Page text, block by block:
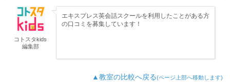
コトスタkids
編集部
エキスプレス英会話スクールを利用したことがある方
の口コミを募集しています！
▲教室の比較へ戻る(ページ上部へ移動します)